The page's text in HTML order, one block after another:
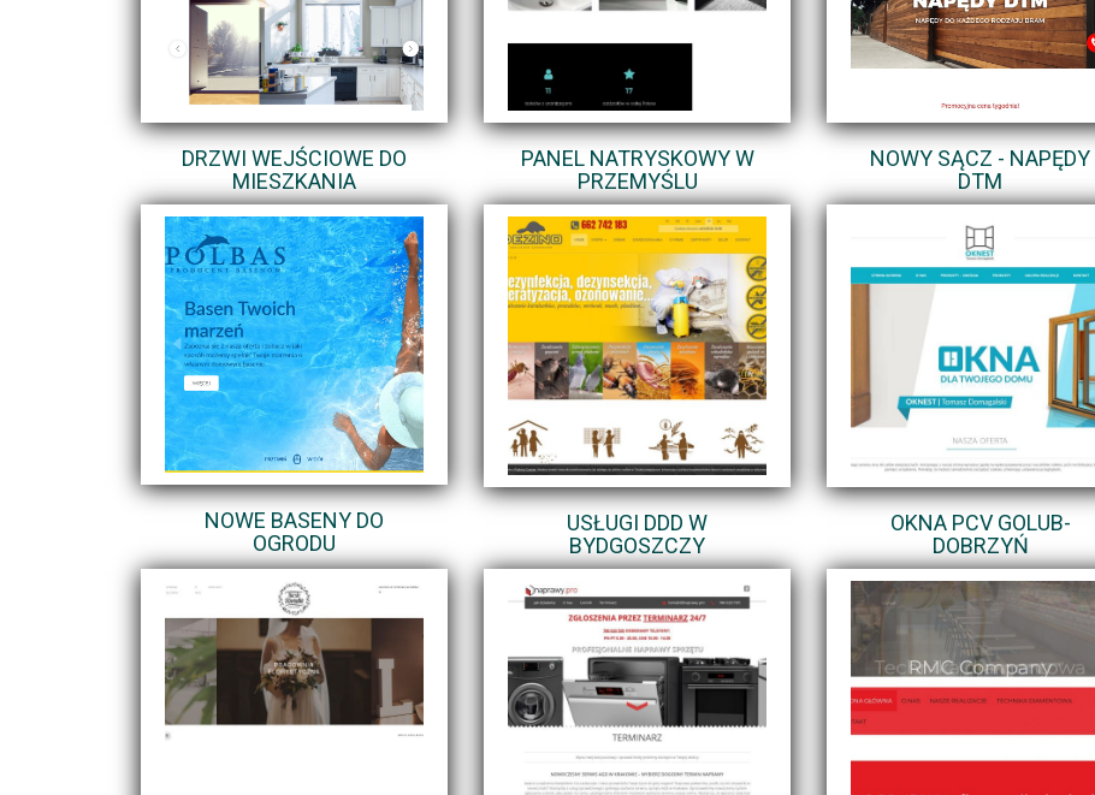
DRZWI WEJŚCIOWE DO
MIESZKANIA
PANEL NATRYSKOWY W
PRZEMYŚLU
NOWY SĄCZ - NAPĘDY
DTM
NOWE BASENY DO
OGRODU
USŁUGI DDD W
BYDGOSZCZY
OKNA PCV GOLUB-
DOBRZYŃ